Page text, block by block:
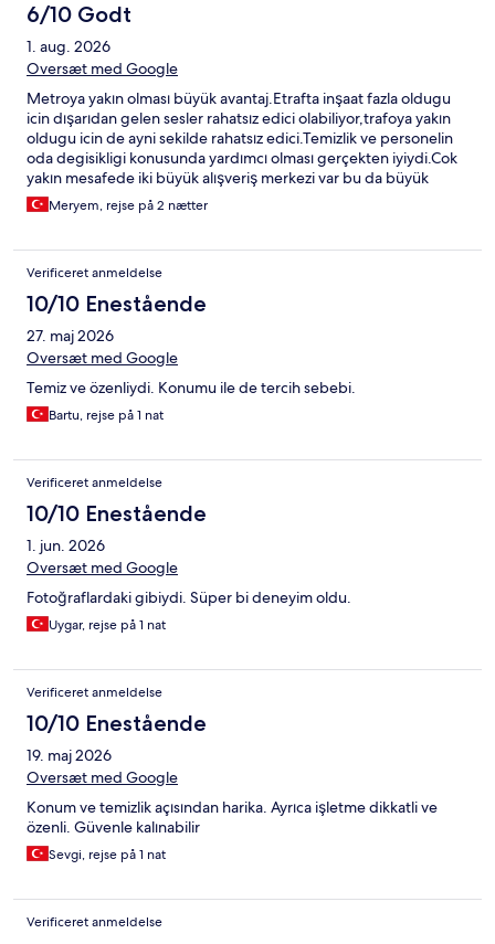
6/10 Godt
1. aug. 2026
Oversæt med Google
Metroya yakın olması büyük avantaj.Etrafta inşaat fazla oldugu
icin dışarıdan gelen sesler rahatsız edici olabiliyor,trafoya yakın
oldugu icin de ayni sekilde rahatsız edici.Temizlik ve personelin
oda degisikligi konusunda yardımcı olması gerçekten iyiydi.Cok
yakın mesafede iki büyük alışveriş merkezi var bu da büyük
avantajdi bizim icin.
Meryem, rejse på 2 nætter
Verificeret anmeldelse
10/10 Enestående
27. maj 2026
Oversæt med Google
Temiz ve özenliydi. Konumu ile de tercih sebebi.
Bartu, rejse på 1 nat
Verificeret anmeldelse
10/10 Enestående
1. jun. 2026
Oversæt med Google
Fotoğraflardaki gibiydi. Süper bi deneyim oldu.
Uygar, rejse på 1 nat
Verificeret anmeldelse
10/10 Enestående
19. maj 2026
Oversæt med Google
Konum ve temizlik açısından harika. Ayrıca işletme dikkatli ve
özenli. Güvenle kalınabilir
Sevgi, rejse på 1 nat
Verificeret anmeldelse